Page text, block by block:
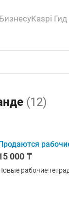
БизнесуKaspi Гид
(12)
000 ₸
рабочие